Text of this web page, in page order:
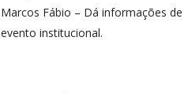
Marcos Fábio – Dá informações de
evento institucional.